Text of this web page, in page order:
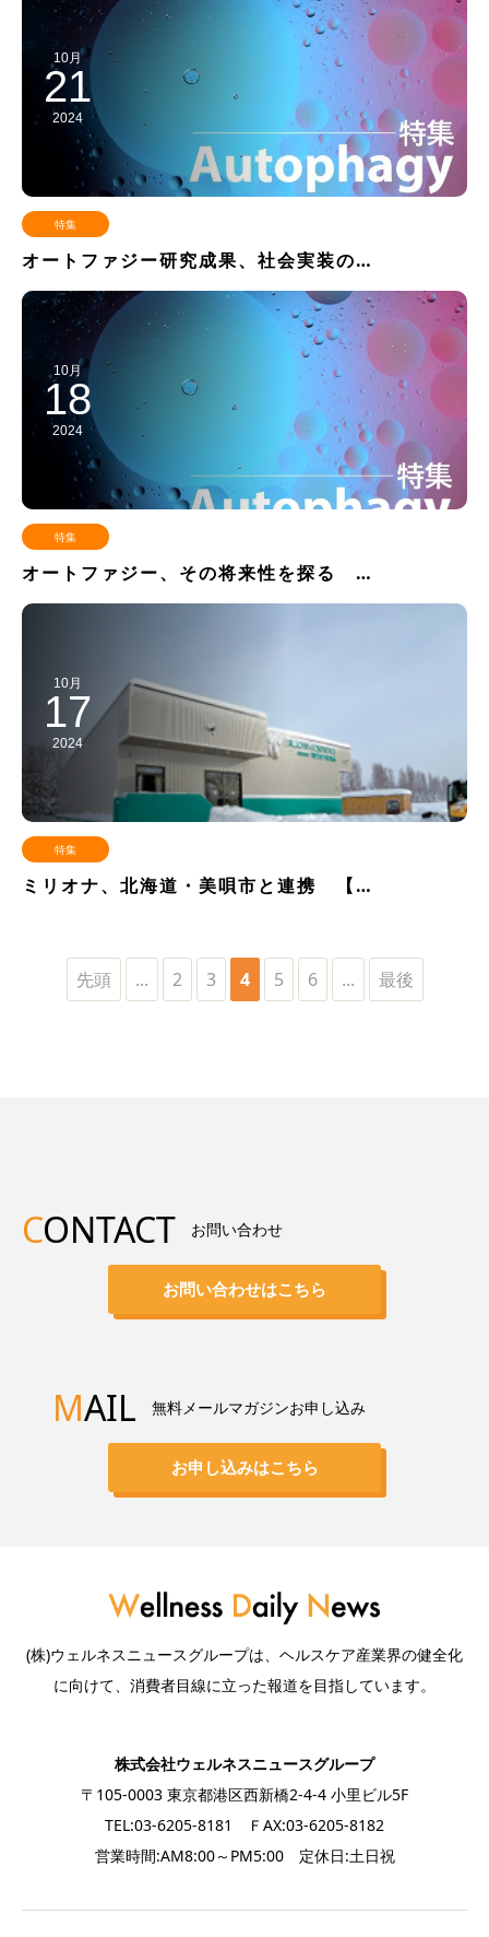
10月
21
2024
特集
オートファジー研究成果、社会実装の…
10月
18
2024
特集
オートファジー、その将来性を探る …
10月
17
2024
特集
ミリオナ、北海道・美唄市と連携 【…
先頭 ... 2 3 4 5 6 ... 最後
CONTACT お問い合わせ
お問い合わせはこちら
MAIL 無料メールマガジンお申し込み
お申し込みはこちら
(株)ウェルネスニュースグループは、ヘルスケア産業界の健全化
に向けて、消費者目線に立った報道を目指しています。
株式会社ウェルネスニュースグループ
〒105-0003 東京都港区西新橋2-4-4 小里ビル5F
TEL:03-6205-8181 ＦAX:03-6205-8182
営業時間:AM8:00～PM5:00 定休日:土日祝